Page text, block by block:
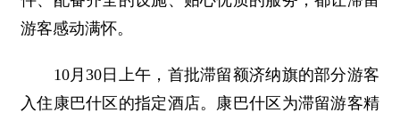
游客感动满怀。
10月30日上午，首批滞留额济纳旗的部分游客
入住康巴什区的指定酒店。康巴什区为滞留游客精